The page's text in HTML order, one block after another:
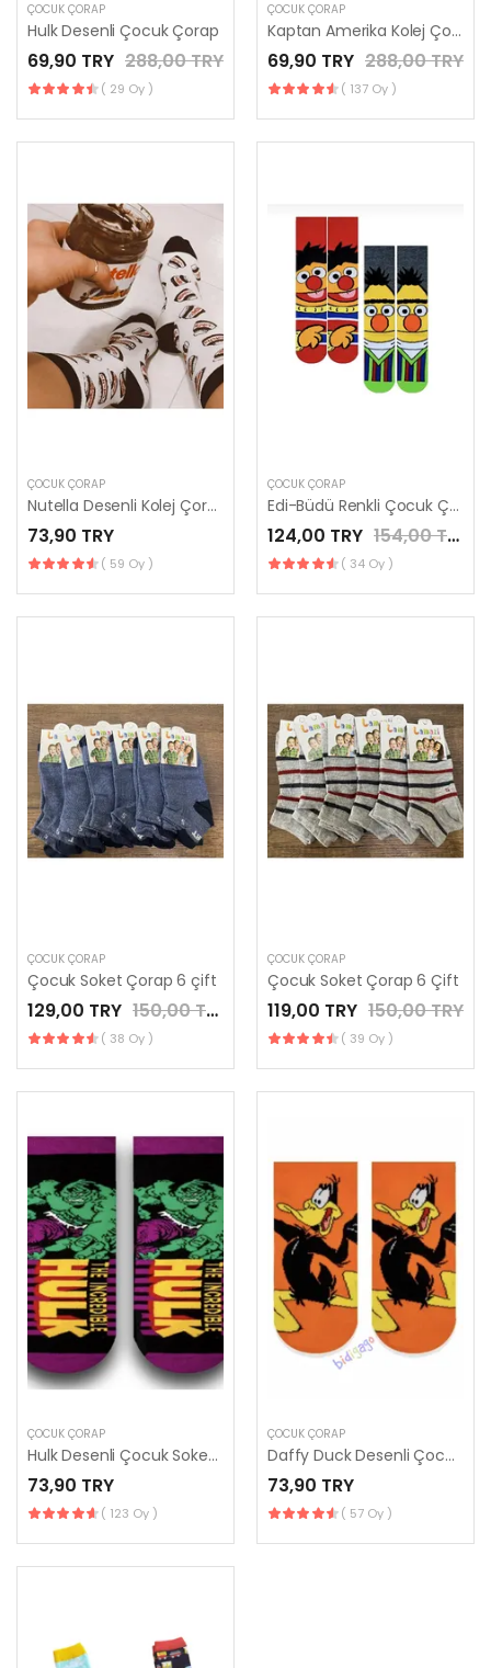
ÇOCUK ÇORAP
Hulk Desenli Çocuk Çorap
69,90 TRY 288,00 TRY
( 29 Oy )
ÇOCUK ÇORAP
Kaptan Amerika Kolej Çorap
69,90 TRY 288,00 TRY
( 137 Oy )
ÇOCUK ÇORAP
Nutella Desenli Kolej Çorap
73,90 TRY
( 59 Oy )
ÇOCUK ÇORAP
Edi-Büdü Renkli Çocuk Çorap
124,00 TRY 154,00 TRY
( 34 Oy )
ÇOCUK ÇORAP
Çocuk Soket Çorap 6 çift
129,00 TRY 150,00 TRY
( 38 Oy )
ÇOCUK ÇORAP
Çocuk Soket Çorap 6 Çift
119,00 TRY 150,00 TRY
( 39 Oy )
ÇOCUK ÇORAP
Hulk Desenli Çocuk Soket Çorap 23-26
73,90 TRY
( 123 Oy )
ÇOCUK ÇORAP
Daffy Duck Desenli Çocuk Soket Çorap
73,90 TRY
( 57 Oy )